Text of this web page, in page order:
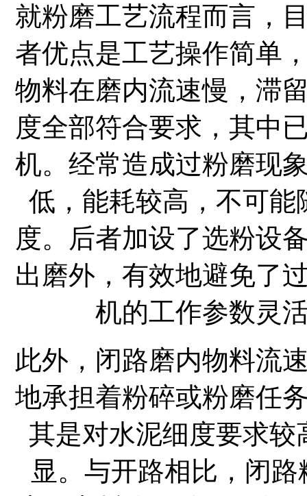
就粉磨工艺流程而言，
者优点是工艺操作简单
物料在磨内流速慢，滞
度全部符合要求，其中
机。经常造成过粉磨现
低，能耗较高，不可
度。后者加设了选粉设
出磨外，有效地避免了
机的工作参数灵
此外，闭路磨内物料流
地承担着粉碎或粉磨任
其是对水泥细度要求
显。与开路相比，闭